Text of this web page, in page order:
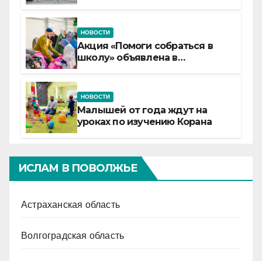
НОВОСТИ
Акция «Помоги собраться в
школу» объявлена в
НОВОСТИ
Малышей от года ждут на
уроках по изучению Корана
ИСЛАМ В ПОВОЛЖЬЕ
Астраханская область
Волгоградская область